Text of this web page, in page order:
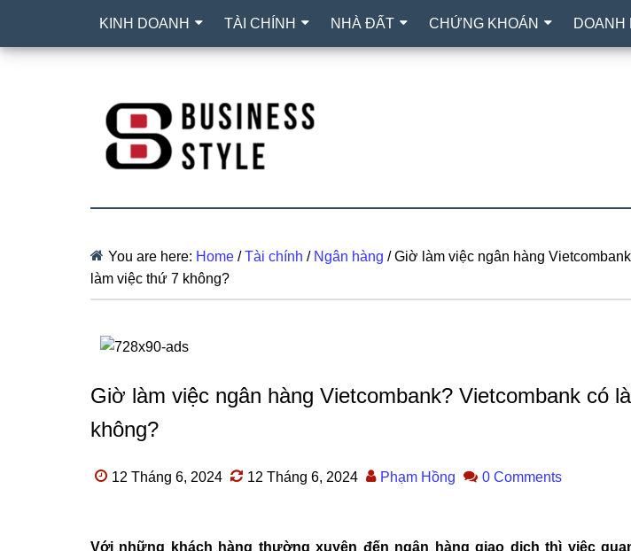
KINH DOANH TÀI CHÍNH NHÀ ĐẤT CHỨNG KHOÁN DOANH
You are here: Home / Tài chính / Ngân hàng /Giờ làm việc ngân hàng
làm việc thứ 7 không?
Giờ làm việc ngân hàng Vietcombank? Vietcombank có
không?
12 Tháng 6, 2024 12 Tháng 6, 2024 Phạm Hồng 0 Comments
Với những khách hàng thường xuyên đến ngân hàng giao dịch thì việc